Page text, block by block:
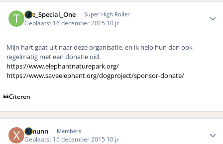
The_Special_One Super High Roller
Geplaatst 16 december 2015 10 jr
Mijn hart gaat uit naar deze organisatie, en ik help hun dan ook
regelmatig met een donatie oid.
https://www.elephantnaturepark.org/
https://www.saveelephant.org/dogproject/sponsor-donate/
Citeren
Ximunn Members
Geplaatst 16 december 2015 10 jr